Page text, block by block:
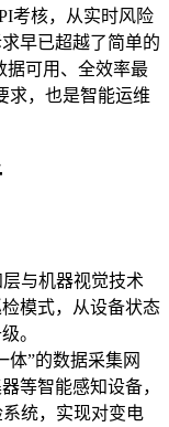
考核，从实时风险
早已超越了简单的
据可用、全效率最
求，也是智能运维
与机器视觉技术
模式，从设备状态
。
体”的数据采集网
等智能感知设备，
统，实现对变电